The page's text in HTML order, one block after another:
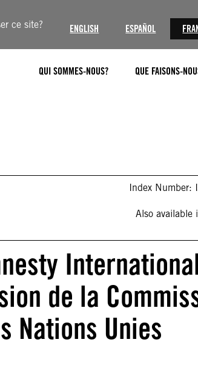
ce site? ENGLISH ESPAÑOL
QUI SOMMES-NOUS? QUE FAISONS-
Index
Also available
de la
Nations Unies